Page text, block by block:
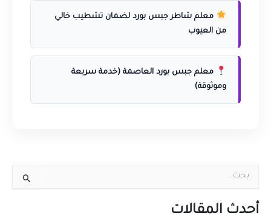
معلم شاطر جبس بورد لضمان تشطيب خالي
من العيوب
معلم جبس بورد العاصمة (خدمة سريعة
وموثوقة)
ح
أحدث المقالات